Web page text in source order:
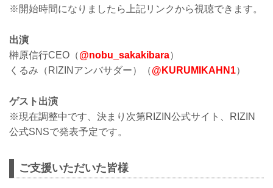
※開始時間になりましたら上記リンクから視聴できます。
出演
榊原信行CEO（@nobu_sakakibara）
くるみ（RIZINアンバサダー）（@KURUMIKAHN1）
ゲスト出演
※現在調整中です、決まり次第RIZIN公式サイト、RIZIN
公式SNSで発表予定です。
ご支援いただいた皆様